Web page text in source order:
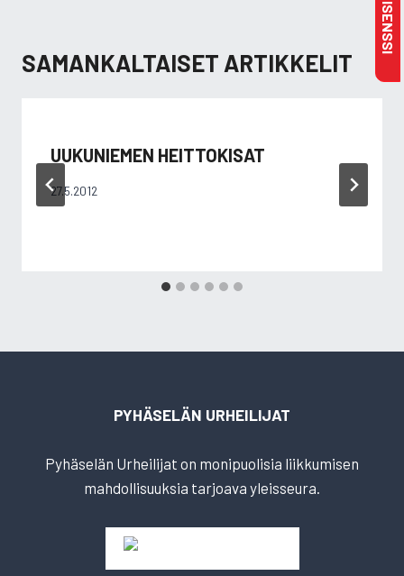
SAMANKALTAISET ARTIKKELIT
UUKUNIEMEN HEITTOKISAT
27.5.2012
PYHÄSELÄN URHEILIJAT
Pyhäselän Urheilijat on monipuolisia liikkumisen
mahdollisuuksia tarjoava yleisseura.